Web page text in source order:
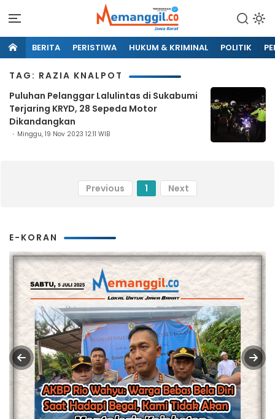
BERITA PERISTIWA HUKUM & KRIMINAL POLITIK
TAG: RAZIA KNALPOT
Puluhan Pelanggar Lalulintas di Sukabumi
Terjaring KRYD, 28 Sepeda Motor
Dikandangkan
Minggu, 19 Nov 2023 12:11 WIB
Previous 1 Next
E-KORAN